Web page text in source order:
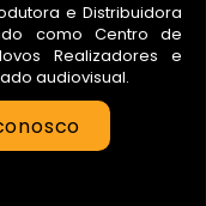
e Distribuidora
como Centro de
Realizadores e
audiovisual.